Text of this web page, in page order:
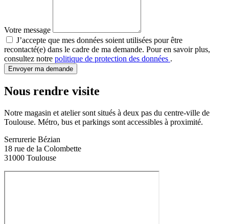
Votre message
J’accepte que mes données soient utilisées pour être
recontacté(e) dans le cadre de ma demande. Pour en savoir plus,
consultez notre politique de protection des données .
Envoyer ma demande
Nous rendre visite
Notre magasin et atelier sont situés à deux pas du centre-ville de
Toulouse. Métro, bus et parkings sont accessibles à proximité.
Serrurerie Bézian
18 rue de la Colombette
31000 Toulouse